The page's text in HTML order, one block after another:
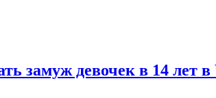
замуж девочек в 14 лет